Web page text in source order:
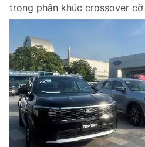
trong phân khúc crossover